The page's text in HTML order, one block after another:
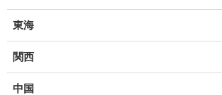
東海
関西
中国